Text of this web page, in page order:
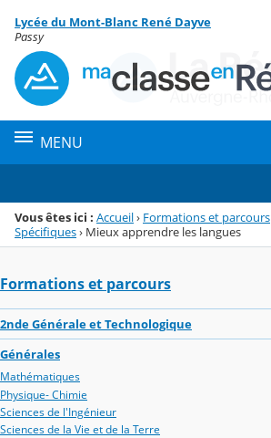
Menu de la rubrique
Contenu
Lycée du Mont-Blanc René Dayve
Passy
MENU
Vous êtes ici : Accueil› Formations et parcours
Spécifiques› Mieux apprendre les langues
Formations et parcours
2nde Générale et Technologique
Générales
Mathématiques
Physique- Chimie
Sciences de l'Ingénieur
Sciences de la Vie et de la Terre